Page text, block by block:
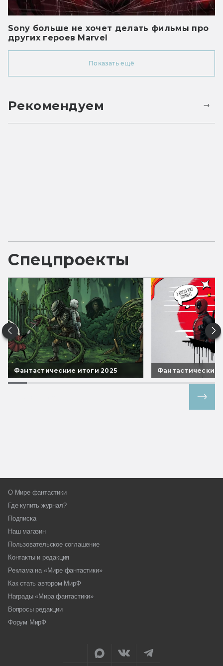
Sony больше не хочет делать фильмы про
других героев Marvel
Показать ещё
Рекомендуем
Спецпроекты
Фантастические итоги 2025 Фантастические
О Мире фантастики
Где купить журнал?
Подписка
Наш магазин
Пользовательское соглашение
Контакты и редакция
Реклама на «Мире фантастики»
Как стать автором МирФ
Награды «Мира фантастики»
Вопросы редакции
Форум МирФ